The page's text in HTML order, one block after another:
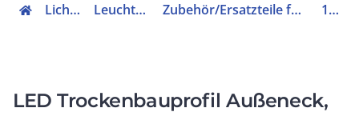
Lichttechnik Leuchtenzubehör Zubehör/Ersatzteile für Lichtschlauch/-band 113830
LED Trockenbauprofil Außeneck,